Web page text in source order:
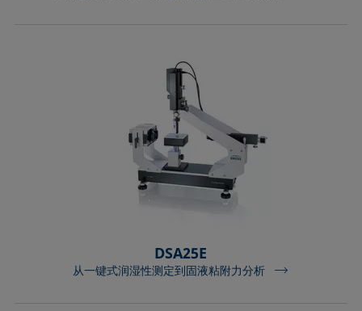
DSA25E
从一键式润湿性测定到固液粘附力分析